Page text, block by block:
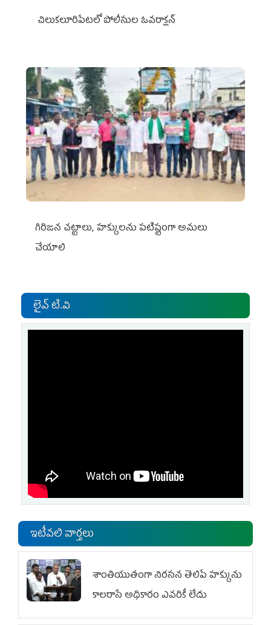
చిలుక‌లూరిపేట‌లో పోలీసుల ఓవ‌రాక్ష‌న్‌
గిరిజన చట్టాలు, హక్కులను పటిష్టంగా అమలు
చేయాలి
లైవ్ టి.వి
ఇటీవలి వార్తలు
శాంతియుతంగా నిరసన తెలిపే హక్కును
కాలరాసే అధికారం ఎవరికీ లేదు